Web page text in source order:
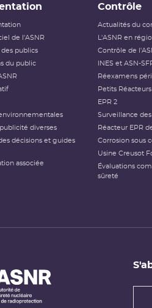
de l'ASNR
des publics
du public
diverses
décisions et guides
associée
Contrôle
Actualités du
L'ASNR en
Contrôle de
INES et ASN-
Réexamens
Petits
EPR 2
Surveillance des
Réacteur EPR
Corrosion sous
Usine Creusot
Évaluations
sûreté